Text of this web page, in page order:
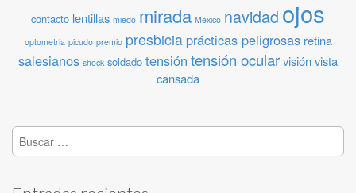
contacto lentillas miedo mirada México navidad ojos
optometria picudo premio presbicia prácticas peligrosas retina
salesianos shock soldado tensión tensión ocularvisiónvista
cansada
Buscar: